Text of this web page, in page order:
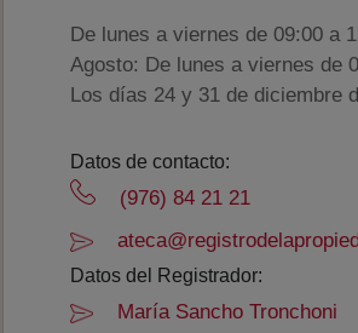
De lunes a viernes de 09:00 a
Agosto: De lunes a viernes de
Los días 24 y 31 de diciembre
Datos de contacto:
(976) 84 21 21
Datos del Registrador:
María Sancho Tronchoni